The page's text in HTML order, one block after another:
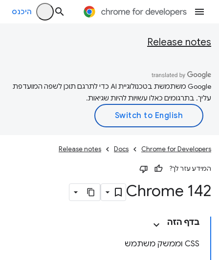
היכנס
Release notes
‫Google משתמשת בטכנולוגיית AI כדי לתרגם תוכן לשפה המועדפת
עליך. בתרגומים כאלו עשויות להיות שגיאות.
Chrome for Developers
Docs
Release notes
המידע עזר לך?
‫Chrome 142
בדף הזה
CSS וממשק משתמש